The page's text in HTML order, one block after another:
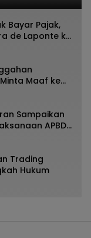
Bayar Pajak,
de Laponte ke
Maaf ke
Sampaikan
APBD
Trading
Hukum